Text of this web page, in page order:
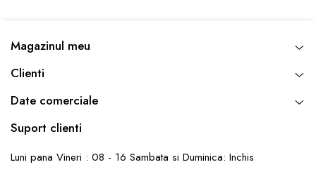
Magazinul meu
Clienti
Date comerciale
Suport clienti
Luni pana Vineri : 08 - 16 Sambata si Duminica: Inchis